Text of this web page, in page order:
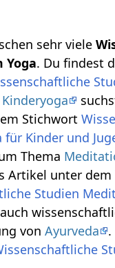
sehr viele
Yoga. Du findest
Kinderyoga
Stichwort
für Kinder und
Thema
Artikel unter dem
Studien
vonAyurveda